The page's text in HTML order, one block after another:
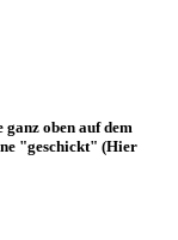
oben auf dem
"geschickt" (Hier